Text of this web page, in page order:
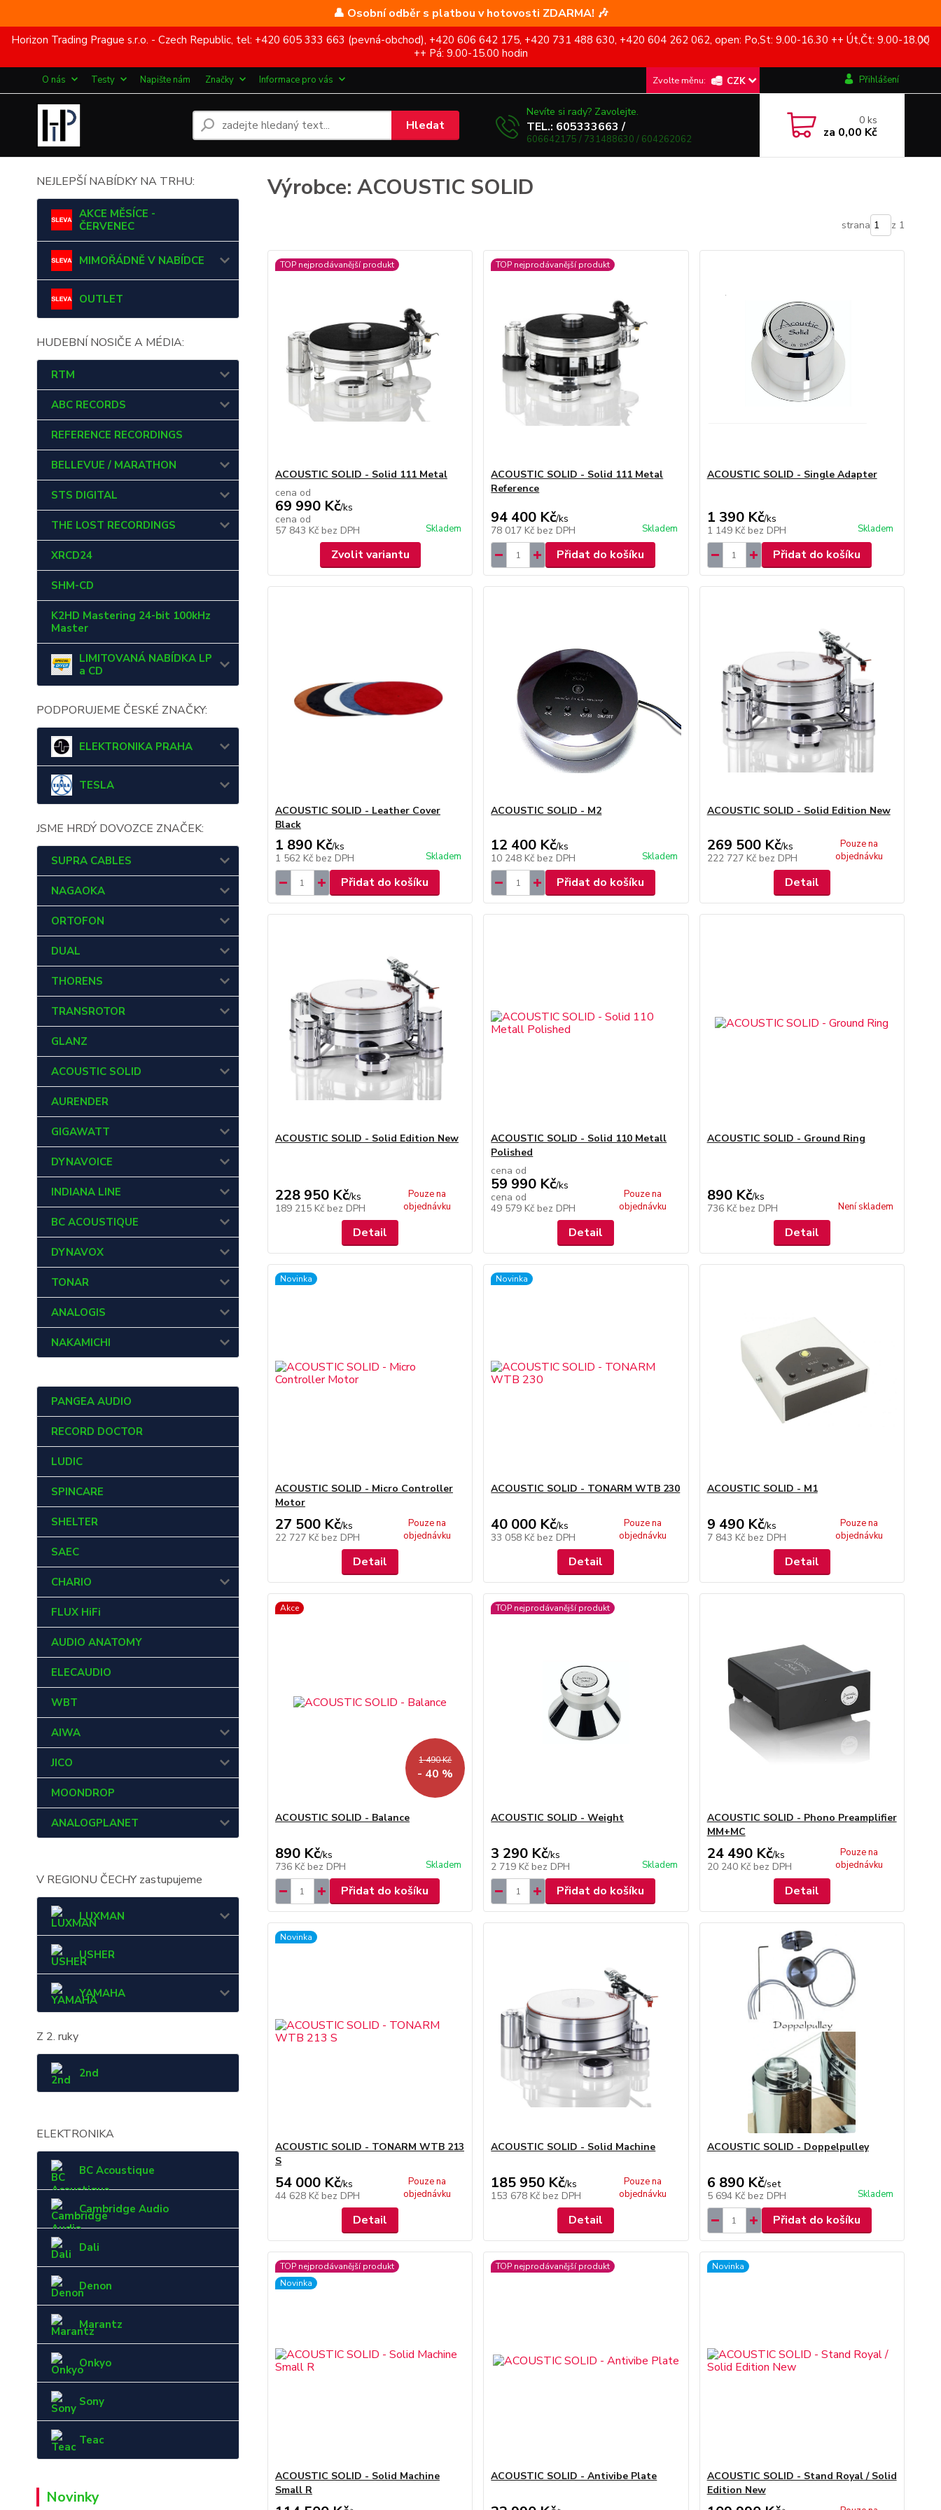
👤 Osobní odběr s platbou v hotovosti ZDARMA! 🎶
Horizon Trading Prague s.r.o. - Czech Republic, tel: +420 605 333 663 (pevná-obchod), +420 606 642 175, +420 731 488 630, +420 604 262 062, open: Po,St: 9.00-16.30 ++ Út,Čt: 9.00-18.00
++ Pá: 9.00-15.00 hodin
O nás Testy Napište nám Značky Informace pro vás CZK Přihlášení
Hledat
Nevíte si rady? Zavolejte.
TEL.: 605333663 /
606642175 / 731488630 / 604262062
0ks
za 0,00 Kč
NEJLEPŠÍ NABÍDKY NA TRHU:
AKCE MĚSÍCE -
ČERVENEC
MIMOŘÁDNĚ V NABÍDCE
OUTLET
HUDEBNÍ NOSIČE A MÉDIA:
RTM
ABC RECORDS
REFERENCE RECORDINGS
BELLEVUE / MARATHON
STS DIGITAL
THE LOST RECORDINGS
XRCD24
SHM-CD
K2HD Mastering 24-bit 100kHz
Master
LIMITOVANÁ NABÍDKA LP
a CD
PODPORUJEME ČESKÉ ZNAČKY:
ELEKTRONIKA PRAHA
TESLA
JSME HRDÝ DOVOZCE ZNAČEK:
SUPRA CABLES
NAGAOKA
ORTOFON
DUAL
THORENS
TRANSROTOR
GLANZ
ACOUSTIC SOLID
AURENDER
GIGAWATT
DYNAVOICE
INDIANA LINE
BC ACOUSTIQUE
DYNAVOX
TONAR
ANALOGIS
NAKAMICHI
PANGEA AUDIO
RECORD DOCTOR
LUDIC
SPINCARE
SHELTER
SAEC
CHARIO
FLUX HiFi
AUDIO ANATOMY
ELECAUDIO
WBT
AIWA
JICO
MOONDROP
ANALOGPLANET
V REGIONU ČECHY zastupujeme
LUXMAN
USHER
YAMAHA
Z 2. ruky
2nd
ELEKTRONIKA
BC Acoustique
Cambridge Audio
Dali
Denon
Marantz
Onkyo
Sony
Teac
Novinky
Výrobce: ACOUSTIC SOLID
strana z 1
TOP nejprodávanější produkt
ACOUSTIC SOLID - Solid 111 Metal
cena od
69 990 Kč/ks
cena od
57 843 Kč bez DPH Skladem
Zvolit variantu
TOP nejprodávanější produkt
ACOUSTIC SOLID - Solid 111 Metal
Reference
94 400 Kč/ks
78 017 Kč bez DPH Skladem
Přidat do košíku
ACOUSTIC SOLID - Single Adapter
1 390 Kč/ks
1 149 Kč bez DPH Skladem
Přidat do košíku
ACOUSTIC SOLID - Leather Cover
Black
1 890 Kč/ks
1 562 Kč bez DPH Skladem
Přidat do košíku
ACOUSTIC SOLID - M2
12 400 Kč/ks
10 248 Kč bez DPH Skladem
Přidat do košíku
ACOUSTIC SOLID - Solid Edition New
269 500 Kč/ks
222 727 Kč bez DPH
Pouze na
objednávku
Detail
ACOUSTIC SOLID - Solid Edition New
228 950 Kč/ks
189 215 Kč bez DPH
Pouze na
objednávku
Detail
ACOUSTIC SOLID - Solid 110 Metall
Polished
cena od
59 990 Kč/ks
cena od
49 579 Kč bez DPH
Pouze na
objednávku
Detail
ACOUSTIC SOLID - Ground Ring
890 Kč/ks
736 Kč bez DPH Není skladem
Detail
Novinka
ACOUSTIC SOLID - Micro Controller
Motor
27 500 Kč/ks
22 727 Kč bez DPH
Pouze na
objednávku
Detail
Novinka
ACOUSTIC SOLID - TONARM WTB 230
40 000 Kč/ks
33 058 Kč bez DPH
Pouze na
objednávku
Detail
ACOUSTIC SOLID - M1
9 490 Kč/ks
7 843 Kč bez DPH
Pouze na
objednávku
Detail
Akce
1 490 Kč
- 40 %
ACOUSTIC SOLID - Balance
890 Kč/ks
736 Kč bez DPH Skladem
Přidat do košíku
TOP nejprodávanější produkt
ACOUSTIC SOLID - Weight
3 290 Kč/ks
2 719 Kč bez DPH Skladem
Přidat do košíku
ACOUSTIC SOLID - Phono Preamplifier
MM+MC
24 490 Kč/ks
20 240 Kč bez DPH
Pouze na
objednávku
Detail
Novinka
ACOUSTIC SOLID - TONARM WTB 213
S
54 000 Kč/ks
44 628 Kč bez DPH
Pouze na
objednávku
Detail
ACOUSTIC SOLID - Solid Machine
185 950 Kč/ks
153 678 Kč bez DPH
Pouze na
objednávku
Detail
ACOUSTIC SOLID - Doppelpulley
6 890 Kč/set
5 694 Kč bez DPH Skladem
Přidat do košíku
TOP nejprodávanější produkt
Novinka
ACOUSTIC SOLID - Solid Machine
Small R
TOP nejprodávanější produkt
ACOUSTIC SOLID - Antivibe Plate
Novinka
ACOUSTIC SOLID - Stand Royal / Solid
Edition New